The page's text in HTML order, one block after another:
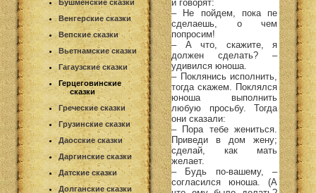
Бушменские сказки
Венгерские сказки
Вепские сказки
Вьетнамские сказки
Гагаузские сказки
Герцеговинские
сказки
Греческие сказки
Грузинские сказки
Даосские сказки
Даргинские сказки
Датские сказки
Долганские сказки
и говорят:
– Не пойдем, пока пе
сделаешь, о чем
попросим!
– А что, скажите, я
должен сделать? –
удивился юноша.
– Поклянись исполнить,
тогда скажем. Поклялся
юноша выполнить
любую просьбу. Тогда
они сказали:
– Пора тебе жениться.
Приведи в дом жену;
сделай, как мать
желает.
– Будь по-вашему, –
согласился юноша. (А